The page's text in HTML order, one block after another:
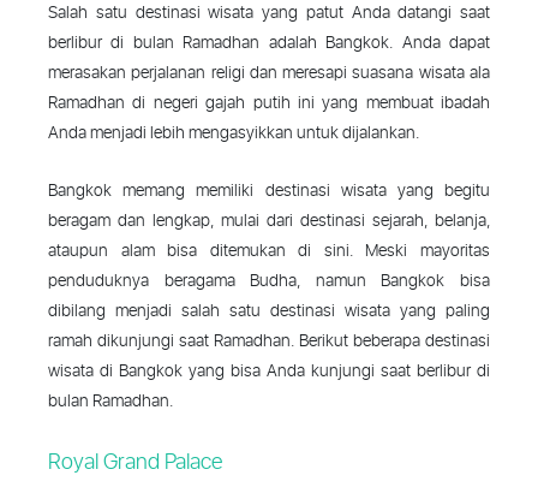
Salah satu destinasi wisata yang patut Anda datangi saat
berlibur di bulan Ramadhan adalah Bangkok. Anda dapat
merasakan perjalanan religi dan meresapi suasana wisata ala
Ramadhan di negeri gajah putih ini yang membuat ibadah
Anda menjadi lebih mengasyikkan untuk dijalankan.
Bangkok memang memiliki destinasi wisata yang begitu
beragam dan lengkap, mulai dari destinasi sejarah, belanja,
ataupun alam bisa ditemukan di sini. Meski mayoritas
penduduknya beragama Budha, namun Bangkok bisa
dibilang menjadi salah satu destinasi wisata yang paling
ramah dikunjungi saat Ramadhan. Berikut beberapa destinasi
wisata di Bangkok yang bisa Anda kunjungi saat berlibur di
bulan Ramadhan.
Royal Grand Palace